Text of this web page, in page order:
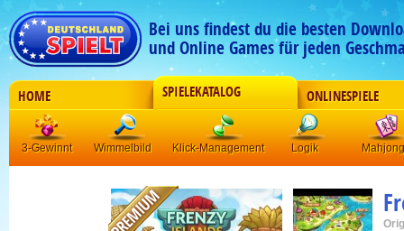
Bei uns findest du die besten
und Online Games für jeden
HOME SPIELEKATALOG ONLINESPIELE
3-Gewinnt Wimmelbild Klick-Management Logik Mahjong